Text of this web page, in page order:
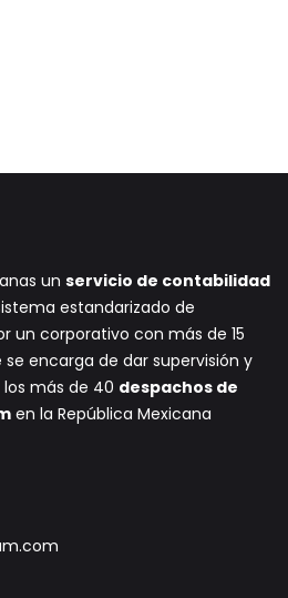
un servicio de contabilidad
estandarizado de
un corporativo con más de 15
encarga de dar supervisión y
más de 40 despachos de
en la República Mexicana